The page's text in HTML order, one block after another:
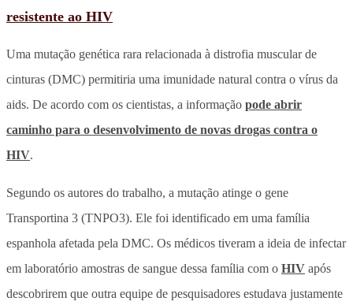
resistente ao HIV
Uma mutação genética rara relacionada à distrofia muscular de
cinturas (DMC) permitiria uma imunidade natural contra o vírus da
aids. De acordo com os cientistas, a informação pode abrir
caminho para o desenvolvimento de novas drogas contra o
HIV.
Segundo os autores do trabalho, a mutação atinge o gene
Transportina 3 (TNPO3). Ele foi identificado em uma família
espanhola afetada pela DMC. Os médicos tiveram a ideia de infectar
em laboratório amostras de sangue dessa família com o HIV após
descobrirem que outra equipe de pesquisadores estudava justamente